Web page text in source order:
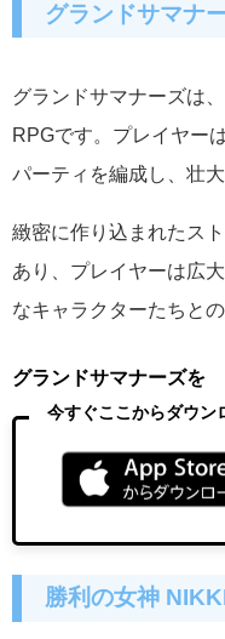
グランドサマナ
グランドサマナーズは
RPGです。プレイヤー
パーティを編成し、壮
緻密に作り込まれたス
あり、プレイヤーは広
なキャラクターたちと
グランドサマナーズを
今すぐここからダウン
勝利の女神